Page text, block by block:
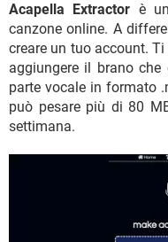
Acapella Extractor è
canzone online. A
creare un tuo account. Ti
aggiungere il brano
parte vocale in formato
può pesare più di 80
settimana.